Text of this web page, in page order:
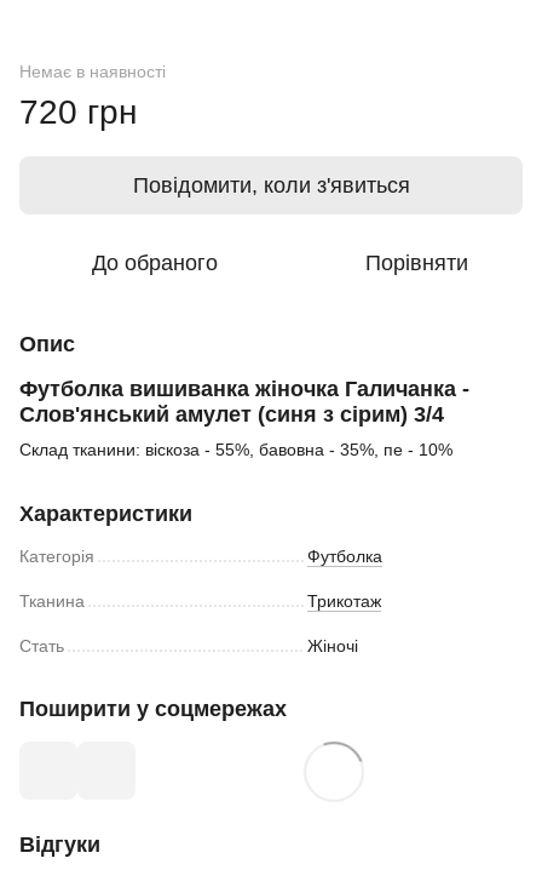
Немає в наявності
720 грн
Повідомити, коли з'явиться
До обраного Порівняти
Опис
Футболка вишиванка жіночка Галичанка -
Слов'янський амулет (синя з сірим) 3/4
Склад тканини: віскоза - 55%, бавовна - 35%, пе - 10%
Характеристики
Категорія Футболка
Тканина Трикотаж
Стать Жіночі
Поширити у соцмережах
Відгуки